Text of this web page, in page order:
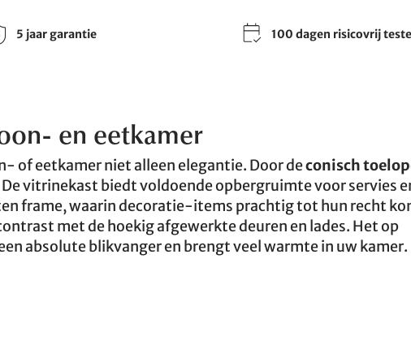
5 jaar garantie 100 dagen risicovrij
en eetkamer
of eetkamer niet alleen elegantie. Door deconisch
vitrinekast biedt voldoende opbergruimte voor servies
frame, waarin decoratie-items prachtig tot hun recht
met de hoekig afgewerkte deuren en lades. Het op
absolute blikvanger en brengt veel warmte in uw kamer.